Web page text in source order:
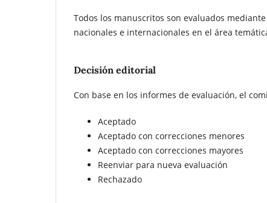
Todos los manuscritos son evaluados
nacionales e internacionales en el área
Decisión editorial
Con base en los informes de evaluación, el
Aceptado
Aceptado con correcciones menores
Aceptado con correcciones mayores
Reenviar para nueva evaluación
Rechazado